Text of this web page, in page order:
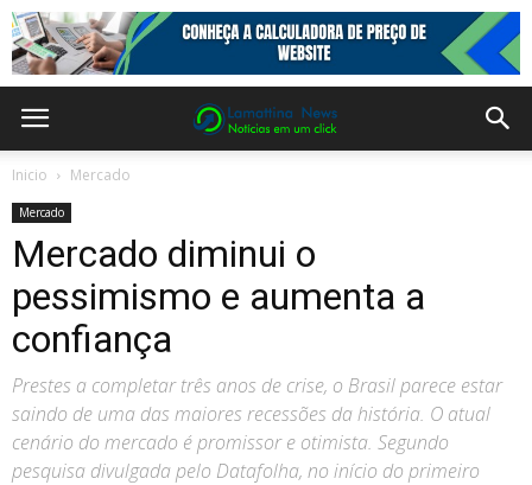
Inicio Mercado
Mercado
Mercado diminui o
pessimismo e aumenta a
confiança
Prestes a completar três anos de crise, o Brasil parece estar
saindo de uma das maiores recessões da história. O atual
cenário do mercado é promissor e otimista. Segundo
pesquisa divulgada pelo Datafolha, no início do primeiro